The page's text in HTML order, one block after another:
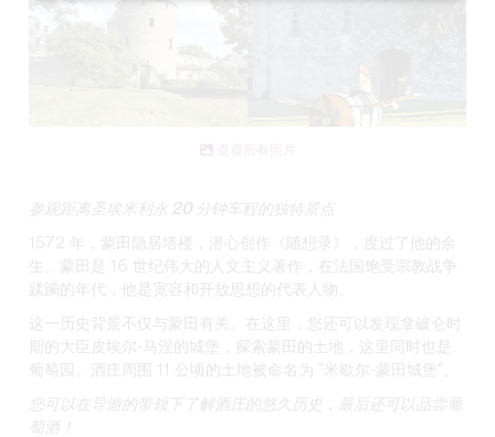
参观距离圣埃米利永 20 分钟车程的独特景点
1572 年，蒙田隐居塔楼，潜心创作《随想录》，度过了他的余
生。蒙田是 16 世纪伟大的人文主义著作，在法国饱受宗教战争
蹂躏的年代，他是宽容和开放思想的代表人物。
这一历史背景不仅与蒙田有关。在这里，您还可以发现拿破仑时
期的大臣皮埃尔-马涅的城堡，探索蒙田的土地，这里同时也是
葡萄园。酒庄周围 11 公顷的土地被命名为 "米歇尔-蒙田城堡"。
您可以在导游的带领下了解酒庄的悠久历史，最后还可以品尝葡
萄酒！